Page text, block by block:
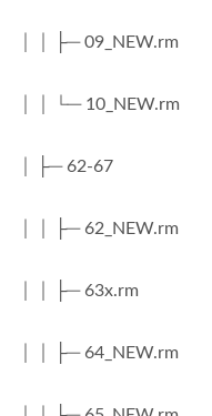
│ │ ├─ 09_NEW.rm
│ │ └─ 10_NEW.rm
│ ├─ 62-67
│ │ ├─ 62_NEW.rm
│ │ ├─ 63x.rm
│ │ ├─ 64_NEW.rm